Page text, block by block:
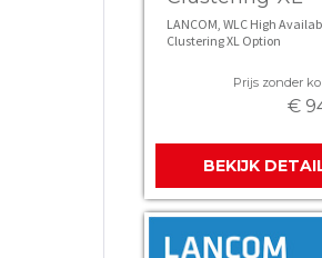
LANCOM, WLC High
Clustering XL Option
Prijs zonder
€
BEKIJK